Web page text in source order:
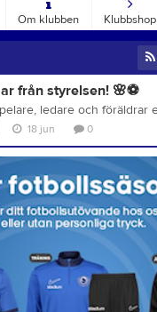
Om klubben Klubbshop
från styrelsen! 🌸⚽
18 jun 0